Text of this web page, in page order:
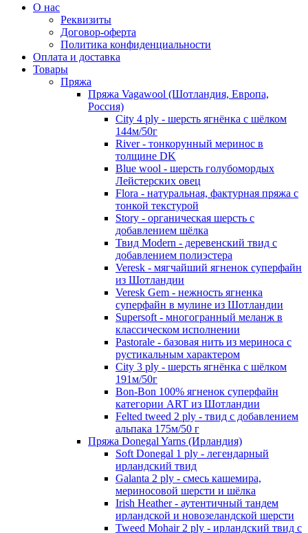
О нас
Реквизиты
Договор-оферта
Политика конфиденциальности
Оплата и доставка
Товары
Пряжа
Пряжа Vagawool (Шотландия, Европа,
Россия)
City 4 ply - шерсть ягнёнка с шёлком
144м/50г
River - тонкорунный меринос в
толщине DK
Blue wool - шерсть голубомордых
Лейстерских овец
Flora - натуральная, фактурная пряжа с
тонкой текстурой
Story - органическая шерсть с
добавлением шёлка
Твид Modern - деревенский твид с
добавлением полиэстера
Veresk - мягчайший ягненок суперфайн
из Шотландии
Veresk Gem - нежность ягненка
суперфайн в мулине из Шотландии
Supersoft - многогранный меланж в
классическом исполнении
Pastorale - базовая нить из мериноса с
рустикальным характером
City 3 ply - шерсть ягнёнка с шёлком
191м/50г
Bon-Bon 100% ягненок суперфайн
категории ART из Шотландии
Felted tweed 2 ply - твид с добавлением
альпака 175м/50 г
Пряжа Donegal Yarns (Ирландия)
Soft Donegal 1 ply - легендарный
ирландский твид
Galanta 2 ply - смесь кашемира,
мериносовой шерсти и шёлка
Irish Heather - аутентичный тандем
ирландской и новозеландской шерсти
Tweed Mohair 2 ply - ирландский твид с